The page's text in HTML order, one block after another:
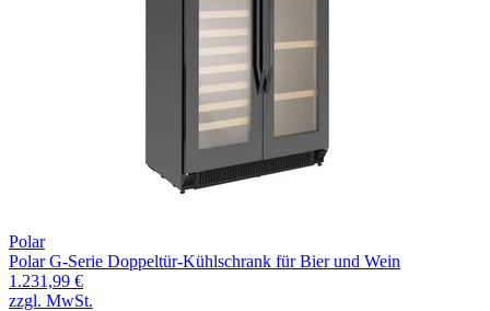
Polar
Polar G-Serie Doppeltür-Kühlschrank für Bier und Wein
1.231,99 €
zzgl. MwSt.